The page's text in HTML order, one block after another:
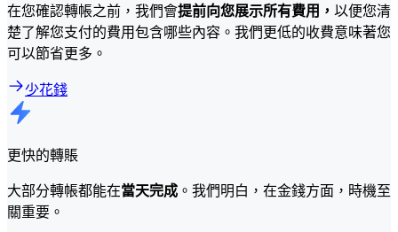
在您確認轉帳之前，我們會提前向您展示所有費用， 以便您清
楚了解您支付的費用包含哪些內容。我們更低的收費意味著您
可以節省更多。
少花錢
更快的轉賬
大部分轉帳都能在當天完成 。我們明白，在金錢方面，時機至
關重要。